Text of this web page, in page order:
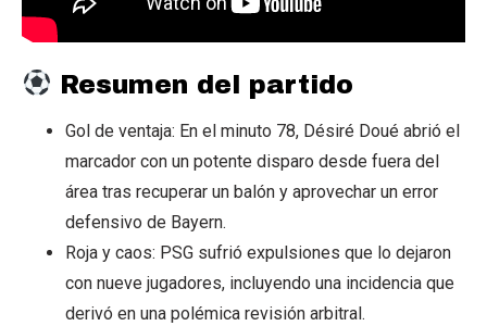
Resumen del partido
Gol de ventaja: En el minuto 78, Désiré Doué abrió el
marcador con un potente disparo desde fuera del
área tras recuperar un balón y aprovechar un error
defensivo de Bayern.
Roja y caos: PSG sufrió expulsiones que lo dejaron
con nueve jugadores, incluyendo una incidencia que
derivó en una polémica revisión arbitral.